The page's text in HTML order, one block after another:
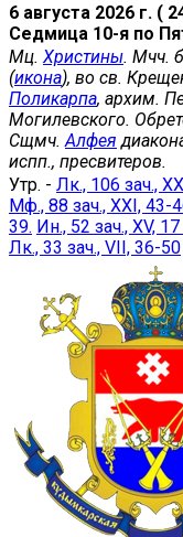
6 августа 2026 г. (
Седмица 10-я по
Мц. Христины. Мчч.
(икона), во св.
Поликарпа, архим.
Могилевского.
Сщмч. Алфея
испп., пресвитеров.
Утр. - Лк., 106 зач.,
Мф., 88 зач., XXI, 43-
39. Ин., 52 зач., XV,
Лк., 33 зач., VII, 36-50